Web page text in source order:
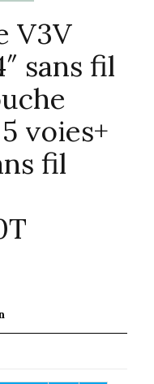
V3V
sans fil
voies+
fil